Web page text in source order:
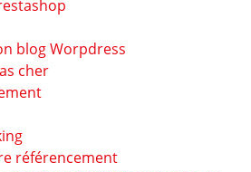
blog Worpdress
cher
référencement